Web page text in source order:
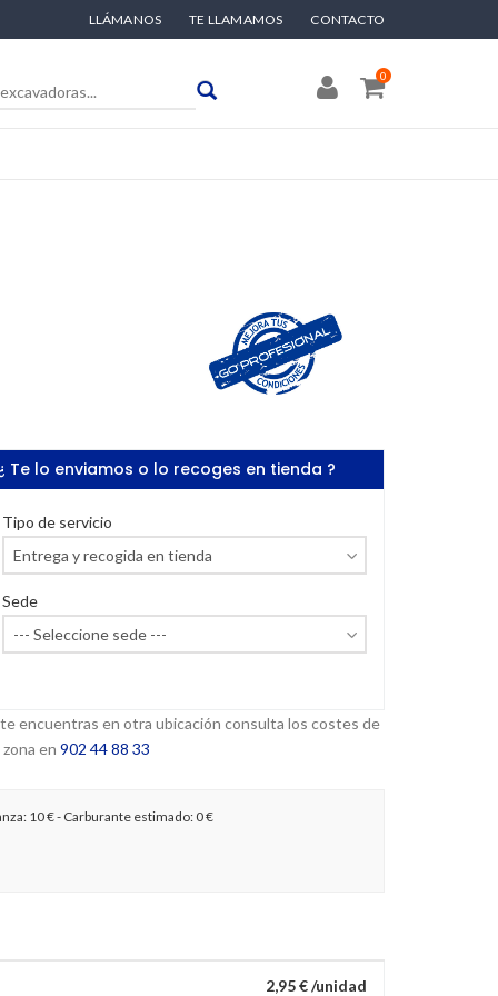
LLÁMANOS TE LLAMAMOS CONTACTO
0
Te lo enviamos o lo recoges en tienda ?
Tipo de servicio
Sede
encuentras en otra ubicación consulta los costes de
en 902 44 88 33
10 €- Carburante estimado: 0 €
2,95 € /unidad